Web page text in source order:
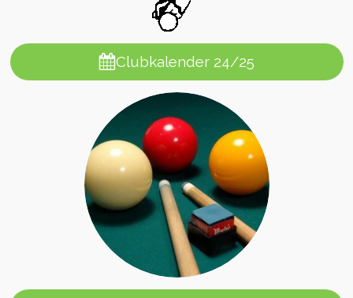
Clubkalender 24/25